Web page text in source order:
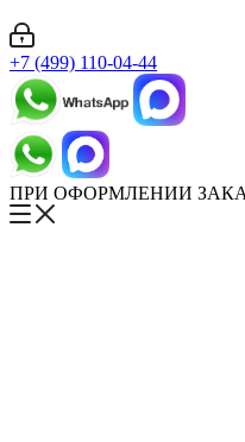
+7 (499) 110-04-44
ПРИ ОФОРМЛЕНИИ